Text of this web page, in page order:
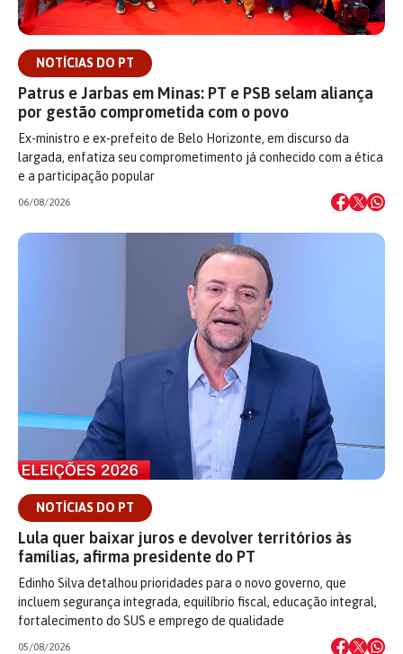
NOTÍCIAS DO PT
Patrus e Jarbas em Minas: PT e PSB selam aliança
por gestão comprometida com o povo
Ex-ministro e ex-prefeito de Belo Horizonte, em discurso da
largada, enfatiza seu comprometimento já conhecido com a ética
e a participação popular
06/08/2026
NOTÍCIAS DO PT
Lula quer baixar juros e devolver territórios às
famílias, afirma presidente do PT
Edinho Silva detalhou prioridades para o novo governo, que
incluem segurança integrada, equilíbrio fiscal, educação integral,
fortalecimento do SUS e emprego de qualidade
05/08/2026